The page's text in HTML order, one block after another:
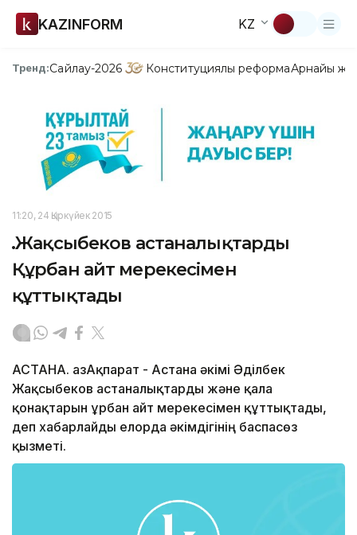
KAZINFORM KZ
Тренд:Сайлау-2026 Конституциялық реформаАрнайы
11:20, 24 Қыркүйек 2015
Ә.Жақсыбеков астаналықтарды
Құрбан айт мерекесімен
құттықтады
АСТАНА. ҚазАқпарат - Астана әкімі Әділбек
Жақсыбеков астаналықтарды және қала
қонақтарын Құрбан айт мерекесімен құттықтады,
деп хабарлайды елорда әкімдігінің баспасөз
қызметі.